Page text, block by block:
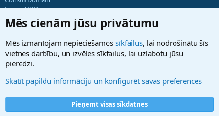
ForumNDD
Domainforum.ro
27.be
Hostmaria
Atbalsts
Palīdzība
Noteikumi un nosacījumi
Privātuma politika
Mēs cienām jūsu privātumu
Mēs izmantojam nepieciešamos sīkfailus, lai nodrošinātu šīs
vietnes darbību, un izvēles sīkfailus, lai uzlabotu jūsu
pieredzi.
Skatīt papildu informāciju un konfigurēt savas preferences
Pieņemt visas sīkdatnes